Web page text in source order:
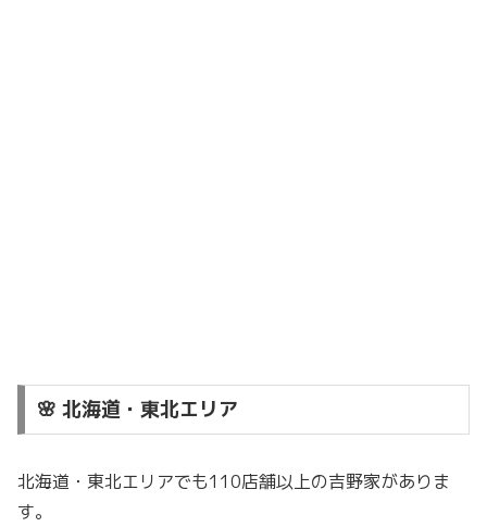
🌸 北海道・東北エリア
北海道・東北エリアでも110店舗以上の吉野家がありま
す。